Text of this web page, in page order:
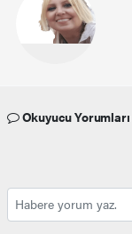
Okuyucu Yorumları